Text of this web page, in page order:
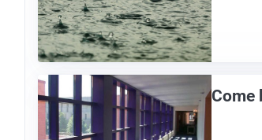
Come